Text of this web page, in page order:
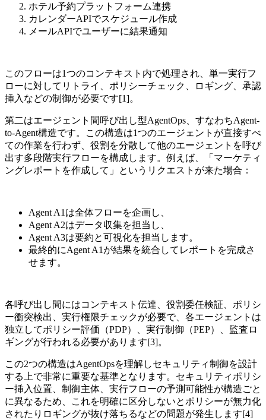
ホテル予約プラットフォーム連携
カレンダーAPIでスケジュール作成
メールAPIでユーザーに結果通知
このフローは1つのコンテキスト内で処理され、単一実行フ
ローに対してリトライ、ポリシーチェック、ロギング、承認
挿入などの制御が必要です[1]。
第二はエージェント間呼び出し型AgentOps、すなわちAgent-
to-Agent構造です。この構造は1つのエージェントが直接すべ
ての作業を行わず、役割を分散して他のエージェントを呼び
出す多段階実行フローを構成します。例えば、「マーケティ
ングレポートを作成して」というリクエストが来た場合：
Agent A1は全体フローを企画し、
Agent A2はデータ収集を担当し、
Agent A3は要約と可視化を担当します。
最終的にAgent A1が結果を統合してレポートを完成さ
せます。
各呼び出し間にはコンテキスト伝達、役割委任検証、ポリシ
ー衝突検出、実行権限チェックが必要で、各エージェントは
独立してポリシー評価（PDP）、実行制御（PEP）、監査ロ
ギングが行われる必要があります[3]。
この2つの構造はAgentOpsを理解しセキュリティ制御を設計
する上で非常に重要な基準となります。セキュリティポリシ
ー挿入位置、制御主体、実行フローの予測可能性が構造ごと
に異なるため、これを明確に区分しないとポリシーが無力化
されたりロギングが抜け落ちるなどの問題が発生します[4]